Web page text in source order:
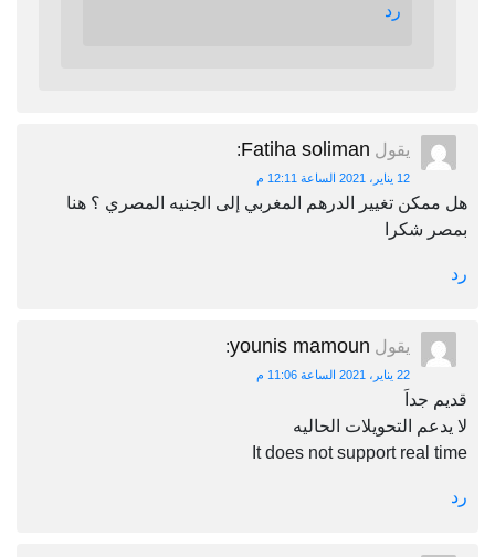
رد
يقول Fatiha soliman
:
12 يناير، 2021 الساعة 12:11 م
هل ممكن تغيير الدرهم المغربي إلى الجنيه المصري ؟ هنا
بمصر شكرا
رد
يقول younis mamoun
:
22 يناير، 2021 الساعة 11:06 م
قديم جداَ
لا يدعم التحويلات الحاليه
It does not support real time
رد